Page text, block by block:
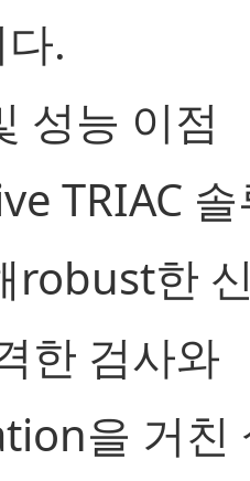
.
성능 이점
TRIAC
robust한
한 검사와
을 거친